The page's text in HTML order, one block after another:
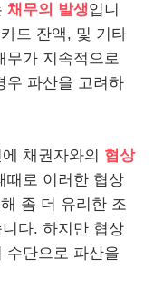
채무의 발생입니
드 잔액, 및 기타
무가 지속적으로
우 파산을 고려하
채권자와의 협상
때로 이러한 협상
좀 더 유리한 조
다. 하지만 협상
수단으로 파산을